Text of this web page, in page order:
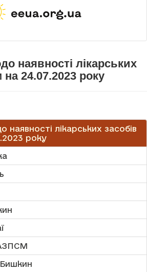
наявності лікарських
на 24.07.2023 року
наявності лікарських засобів
року